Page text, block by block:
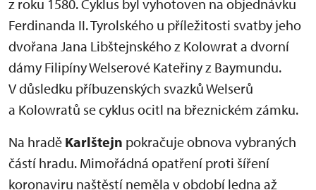
z roku 1580. Cyklus byl vyhotoven na objednávku
Ferdinanda II. Tyrolského u příležitosti svatby jeho
dvořana Jana Libštejnského z Kolowrat a dvorní
dámy Filipíny Welserové Kateřiny z Baymundu.
V důsledku příbuzenských svazků Welserů
a Kolowratů se cyklus ocitl na březnickém zámku.
Na hradě Karlštejn pokračuje obnova vybraných
částí hradu. Mimořádná opatření proti šíření
koronaviru naštěstí neměla v období ledna až